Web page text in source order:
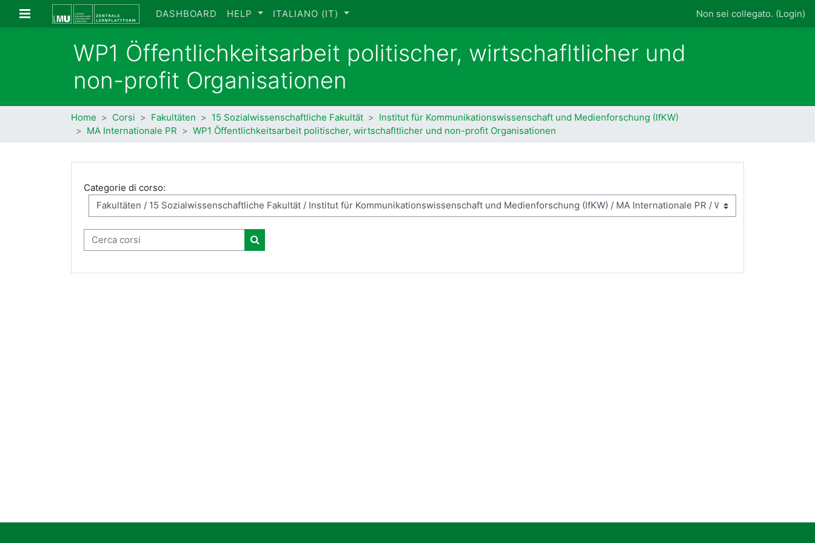
Vai al contenuto principale
Pannello laterale DASHBOARD HELP ITALIANO ‎(IT)‎ Non sei collegato. (Login)
WP1 Öffentlichkeitsarbeit politischer, wirtschafltlicher und
non-profit Organisationen
Home Corsi Fakultäten 15 Sozialwissenschaftliche Fakultät
Institut für Kommunikationswissenschaft und Medienforschung (IfKW)
MA Internationale PR
WP1 Öffentlichkeitsarbeit politischer, wirtschafltlicher und non-profit Organisationen
Categorie di corso:
Cerca corsi
Cerca corsi